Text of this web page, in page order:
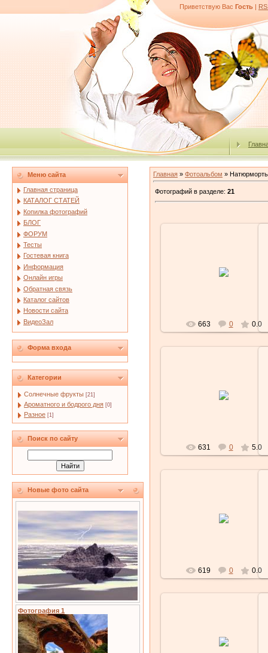
Приветствую Вас Гость |
Меню сайта
Главная страница
КАТАЛОГ СТАТЕЙ
Копилка фотографий
БЛОГ
ФОРУМ
Тесты
Гостевая книга
Информация
Онлайн игры
Обратная связь
Каталог сайтов
Новости сайта
ВидеоЗал
Форма входа
Категории
Солнечные фрукты [21]
Ароматного и бодрого дня [0]
Разное [1]
Поиск по сайту
Новые фото сайта
Фотография 1
Главная » Фотоальбом »
Фотографий в разделе: 21
663 0 0.0
631 0 5.0
619 0 0.0